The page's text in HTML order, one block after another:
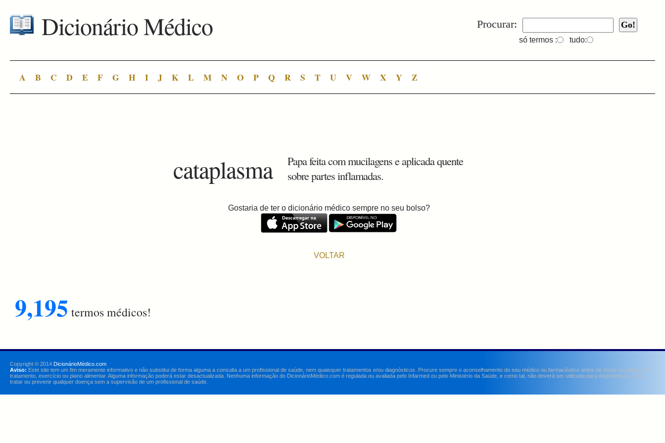
Procurar:
só termos : tudo:
Dicionário Médico
A B C D E F G H I J K L M N O P Q R S T U V W X Y Z
cataplasma
Papa feita com mucilagens e aplicada quente
sobre partes inflamadas.
Gostaria de ter o dicionário médico sempre no seu bolso?
VOLTAR
9,195 termos médicos!
Copyright © 2014 DicionárioMédico.com
Aviso: Este site tem um fim meramente informativo e não substitui de forma alguma a consulta a um profissional de saúde, nem quaisquer tratamentos e/ou diagnósticos. Procure sempre o aconselhamento do seu médico ou farmacêutico antes de iniciar ou alterar um
tratamento, exercício ou plano alimentar. Alguma informação poderá estar desactualizada. Nenhuma informação do DicionárioMédico.com é regulada ou avaliada pelo Infarmed ou pelo Ministério da Saúde, e como tal, não deverá ser utilizada para diagnosticar, curar,
tratar ou prevenir qualquer doença sem a supervisão de um profissional de saúde.